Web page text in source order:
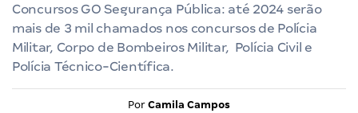
Concursos GO Segurança Pública: até 2024 serão
mais de 3 mil chamados nos concursos de Polícia
Militar, Corpo de Bombeiros Militar, Polícia Civil e
Polícia Técnico-Científica.
Por Camila Campos